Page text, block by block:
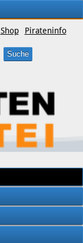
Shop Pirateninfo